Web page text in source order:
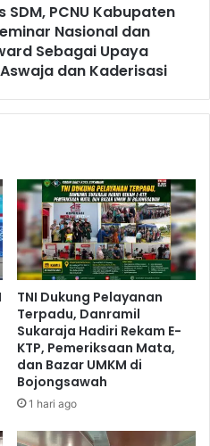
PCNU Kabupaten
Nasional dan
Sebagai Upaya
dan Kaderisasi
TNI Dukung Pelayanan
Terpadu, Danramil
Sukaraja Hadiri Rekam E-
KTP, Pemeriksaan Mata,
dan Bazar UMKM di
Bojongsawah
1 hari ago